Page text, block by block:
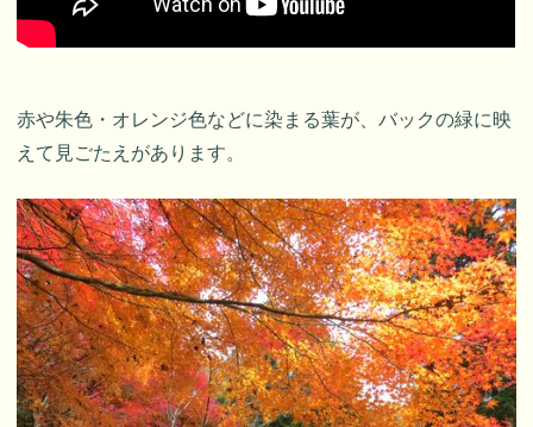
赤や朱色・オレンジ色などに染まる葉が、バックの緑に映
えて見ごたえがあります。